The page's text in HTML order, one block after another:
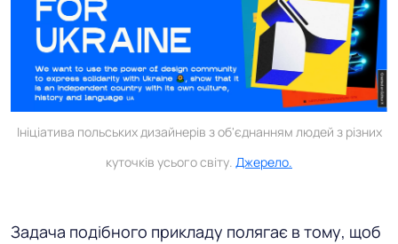
Ініціатива польських дизайнерів з об'єднанням людей з різних
куточків усього світу. Джерело.
Задача подібного прикладу полягає в тому, щоб